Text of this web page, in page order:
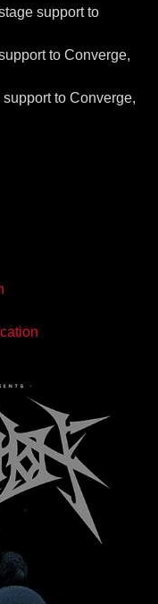
support to
to Converge,
to Converge,